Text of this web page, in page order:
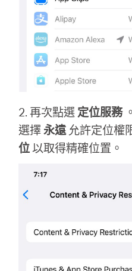
2. 再次點選 定位服務
選擇永遠允許定位權
位以取得精確位置。